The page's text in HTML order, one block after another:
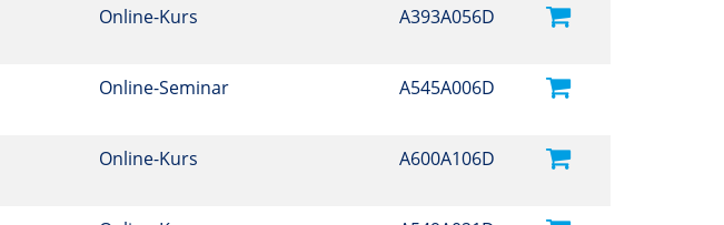
Online-Kurs A393A056D
Online-Seminar A545A006D
Online-Kurs A600A106D